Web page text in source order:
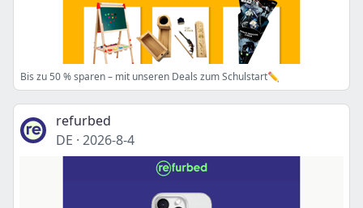
Bis zu 50 % sparen – mit unseren Deals zum Schulstart✏️
refurbed
DE · 2026-8-4